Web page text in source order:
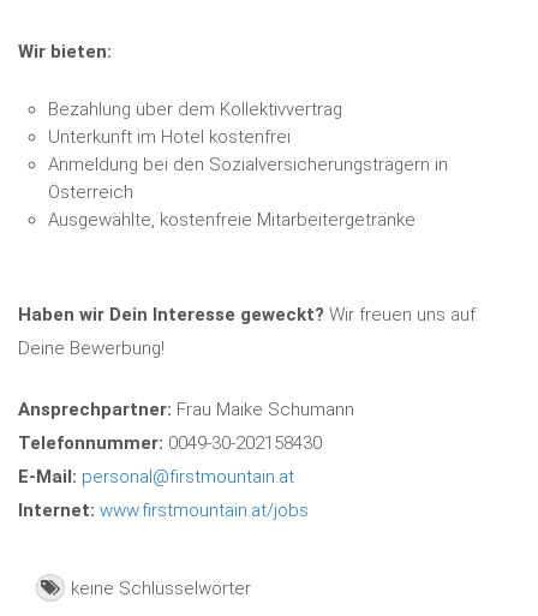
Wir bieten:
Bezahlung über dem Kollektivvertrag
Unterkunft im Hotel kostenfrei
Anmeldung bei den Sozialversicherungsträgern in
Österreich
Ausgewählte, kostenfreie Mitarbeitergetränke
Haben wir Dein Interesse geweckt? Wir freuen uns auf
Deine Bewerbung!
Ansprechpartner: Frau Maike Schumann
Telefonnummer: 0049-30-202158430
E-Mail: personal@firstmountain.at
Internet: www.firstmountain.at/jobs
keine Schlüsselwörter